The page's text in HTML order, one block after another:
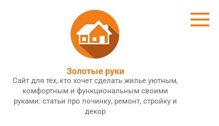
Золотые руки
Сайт для тех, кто хочет сделать жилье уютным,
комфортным и функциональным своими
руками: статьи про починку, ремонт, стройку и
декор